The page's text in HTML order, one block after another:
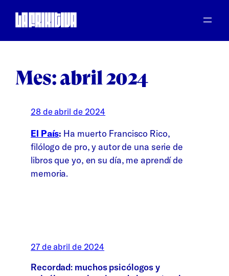
Mes: abril 2024
28 de abril de 2024
El País: Ha muerto Francisco Rico,
filólogo de pro, y autor de una serie de
libros que yo, en su día, me aprendí de
memoria.
27 de abril de 2024
Recordad: muchos psicólogos y